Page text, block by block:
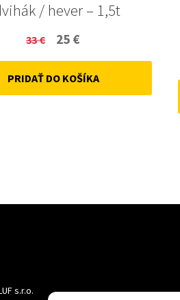
/ hever – 1,5t
33€
Original
price
was:
25 €Current
price
is:
PRIDAŤ DO KOŠÍKA
s.r.o.